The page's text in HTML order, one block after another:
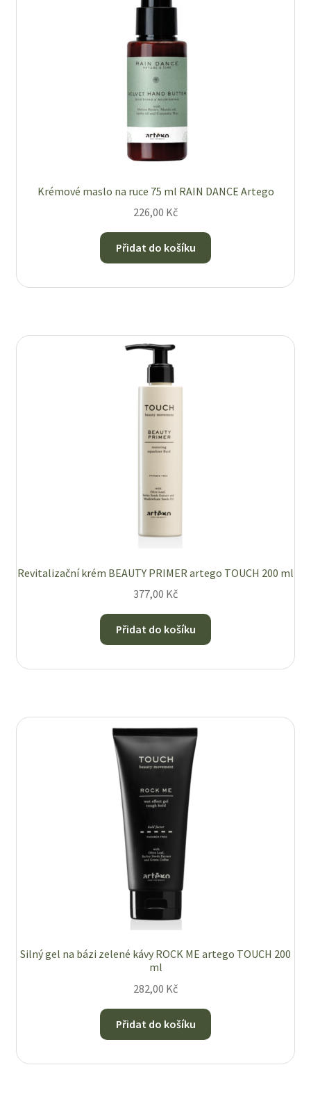
Krémové maslo na ruce 75 ml RAIN DANCE Artego
226,00 Kč
Přidat do košíku
Revitalizační krém BEAUTY PRIMER artego TOUCH 200 ml
377,00 Kč
Přidat do košíku
Silný gel na bázi zelené kávy ROCK ME artego TOUCH 200
ml
282,00 Kč
Přidat do košíku